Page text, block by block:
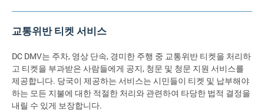
교통위반 티켓 서비스
DC DMV는 주차, 영상 단속, 경미한 주행 중 교통위반 티켓을 처리하
고 티켓을 부과받은 사람들에게 공지, 청문 및 청문 지원 서비스를
제공합니다. 당국이 제공하는 서비스는 시민들이 티켓 및 납부해야
하는 모든 지불에 대한 적절한 처리와 관련하여 타당한 법적 결정을
내릴 수 있게 보장합니다.